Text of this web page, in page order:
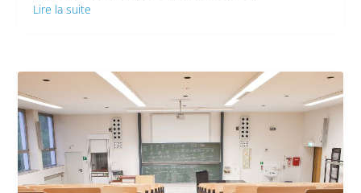
Lire la suite